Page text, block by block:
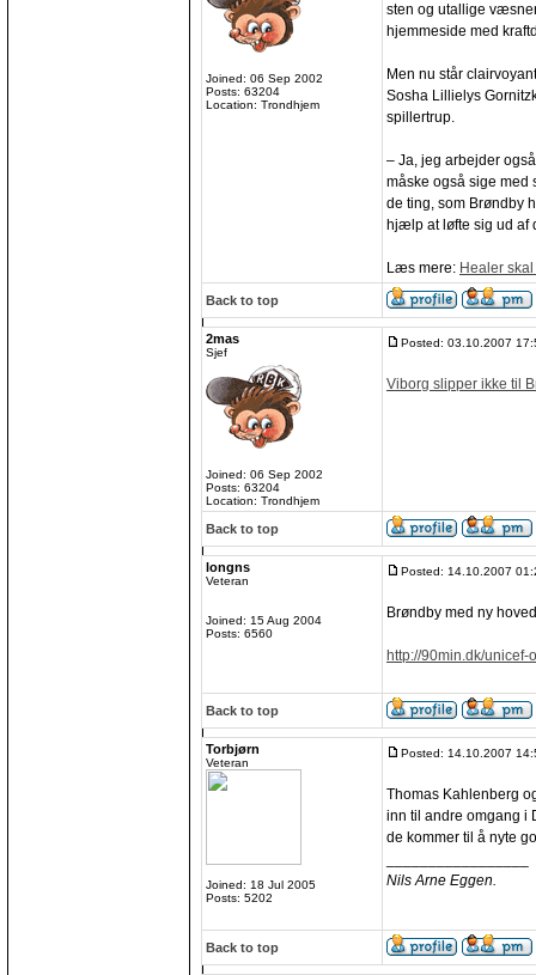
Joined: 06 Sep 2002
Posts: 63204
Location: Trondhjem
sten og utallige
hjemmeside med
Men nu står
Sosha Lillielys
spillertrup.
– Ja, jeg arbejder
måske også sige med
de ting, som Brøndby
hjælp at løfte sig ud af
Læs mere: Healer
Back to top
2mas
Sjef
Joined: 06 Sep 2002
Posts: 63204
Location: Trondhjem
Posted: 03.10.2007
Viborg slipper ikke til
Back to top
longns
Veteran
Joined: 15 Aug 2004
Posts: 6560
Posted: 14.10.2007
Brøndby med ny
http://90min.dk/unicef-
Back to top
Torbjørn
Veteran
Joined: 18 Jul 2005
Posts: 5202
Posted: 14.10.2007
Thomas Kahlenberg
inn til andre omgang i
de kommer til å nyte
Nils Arne Eggen.
Back to top